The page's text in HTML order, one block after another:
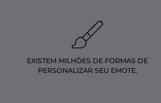
EXISTEM MILHÕES DE FORMAS DE
PERSONALIZAR SEU EMOTE.